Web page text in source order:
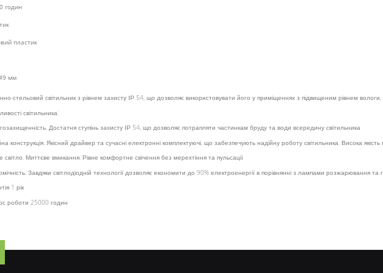
годин
пластик
мм
стельовий світильник з рівнем захисту ІР 54, що дозволяє використовувати його у приміщеннях з підвищеним рівнем
світильника:
Достатня ступінь захисту ІР 54, що дозволяє потрапляти частинкам бруду та води всередину світильника
конструкція. Якісний драйвер та сучасні електронні комплектуючі, що забезпечують надійну роботу світильника. Висока якість
світло. Миттєве вмикання. Рівне комфортне свічення без мерехтіння та пульсації
Завдяки світлодіодній технології дозволяє економити до 90% електроенергії в порівнянні з лампами розжарювання
1 рік
роботи 25000 годин